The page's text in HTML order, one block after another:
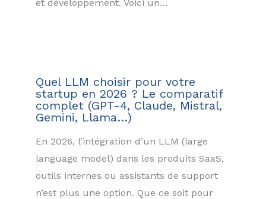
et développement. Voici un…
Quel LLM choisir pour votre
startup en 2026 ? Le comparatif
complet (GPT-4, Claude, Mistral,
Gemini, Llama…)
En 2026, l’intégration d’un LLM (large
language model) dans les produits SaaS,
outils internes ou assistants de support
n’est plus une option. Que ce soit pour